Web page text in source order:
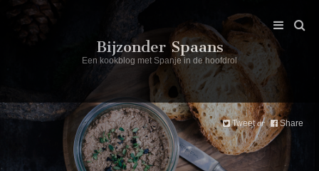
Bijzonder Spaans
Een kookblog met Spanje in de hoofdrol
Tweet or Share